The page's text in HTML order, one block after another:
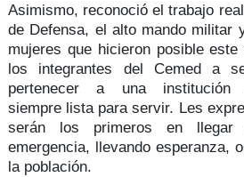
Asimismo, reconoció el trabajo
de Defensa, el alto mando militar
mujeres que hicieron posible
los integrantes del Cemed a
pertenecer a una
siempre lista para servir. Les
serán los primeros en llegar
emergencia, llevando esperanza,
la población.